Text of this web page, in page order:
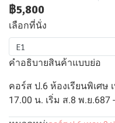
฿5,800
เลือกที่นั่ง
E1
คำอธิบายสินค้าแบบย่อ
คอร์ส ป.6 ห้องเรียนพิเศษ
17.00 น. เริ่ม ส.8 พ.ย.687